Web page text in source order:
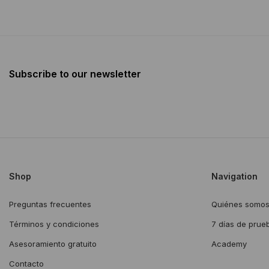
Subscribe to our newsletter
Shop
Preguntas frecuentes
Términos y condiciones
Asesoramiento gratuito
Contacto
Navigation
Quiénes somos
7 días de
Academy